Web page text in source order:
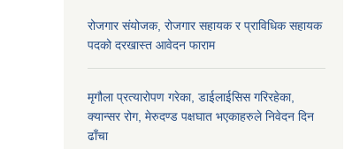
रोजगार संयोजक, रोजगार सहायक र प्राविधिक सहायक
पदको दरखास्त आवेदन फाराम
मृगौला प्रत्यारोपण गरेका, डाईलाईसिस गरिरहेका,
क्यान्सर रोग, मेरुदण्ड पक्षघात भएकाहरुले निवेदन दिन
ढाँचा